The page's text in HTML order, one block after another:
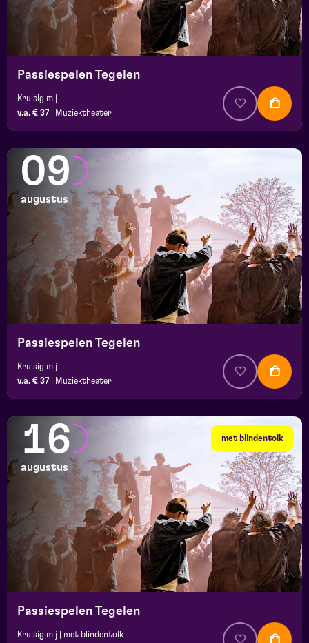
Passiespelen Tegelen
Kruisig mij
v.a. € 37
Muziektheater
09
augustus
Passiespelen Tegelen
Kruisig mij
v.a. € 37
Muziektheater
met blindentolk
16
augustus
Passiespelen Tegelen
Kruisig mij | met blindentolk